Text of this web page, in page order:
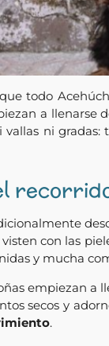
todo
a llenarse
vallas ni
con las
y mucha
empiezan a
secos y
.